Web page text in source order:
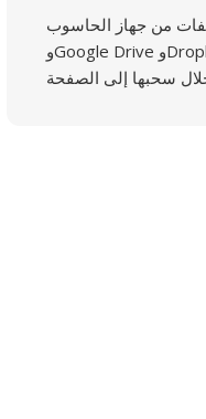
من جهاز الحاسوب
وGoogle Drive وDropbox، ورابط URL أو